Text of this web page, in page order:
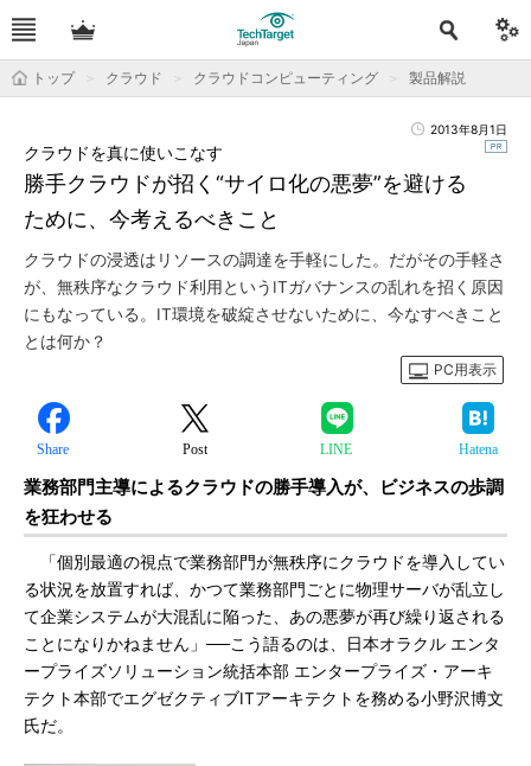
トップ クラウド クラウドコンピューティング 製品解説
2013年8月1日
勝手クラウドが招く“サイロ化の悪夢”を避ける
ために、今考えるべきこと
クラウドを真に使いこなす
クラウドの浸透はリソースの調達を手軽にした。だがその手軽さ
が、無秩序なクラウド利用というITガバナンスの乱れを招く原因
にもなっている。IT環境を破綻させないために、今なすべきこと
とは何か？
PC用表示
Share Post LINE Hatena
業務部門主導によるクラウドの勝手導入が、ビジネスの歩調
を狂わせる
「個別最適の視点で業務部門が無秩序にクラウドを導入してい
る状況を放置すれば、かつて業務部門ごとに物理サーバが乱立し
て企業システムが大混乱に陥った、あの悪夢が再び繰り返される
ことになりかねません」──こう語るのは、日本オラクル エンタ
ープライズソリューション統括本部 エンタープライズ・アーキ
テクト本部でエグゼクティブITアーキテクトを務める小野沢博文
氏だ。